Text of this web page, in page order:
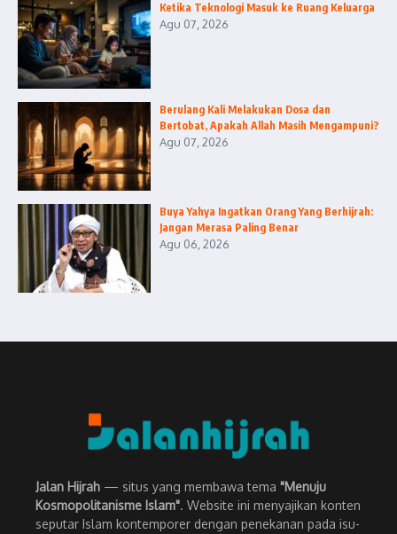
Ketika Teknologi Masuk ke Ruang Keluarga
Agu 07, 2026
Berulang Kali Melakukan Dosa dan
Bertobat, Apakah Allah Masih Mengampuni?
Agu 07, 2026
Buya Yahya Ingatkan Orang Yang Berhijrah:
Jangan Merasa Paling Benar
Agu 06, 2026
Jalan Hijrah — situs yang membawa tema "Menuju
Kosmopolitanisme Islam". Website ini menyajikan konten
seputar Islam kontemporer dengan penekanan pada isu-